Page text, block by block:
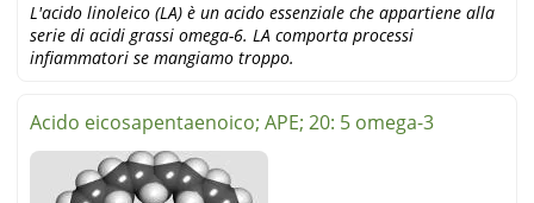
L'acido linoleico (LA) è un acido essenziale che appartiene alla
serie di acidi grassi omega-6. LA comporta processi
infiammatori se mangiamo troppo.
Acido eicosapentaenoico; APE; 20: 5 omega-3